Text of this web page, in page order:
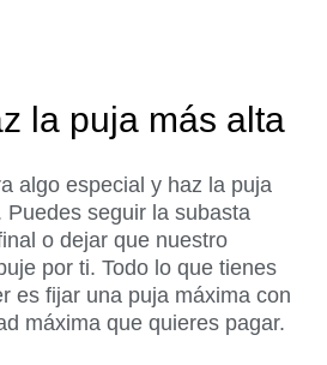
la puja más alta
algo especial y haz la puja
Puedes seguir la subasta
o dejar que nuestro
por ti. Todo lo que tienes
es fijar una puja máxima con
máxima que quieres pagar.